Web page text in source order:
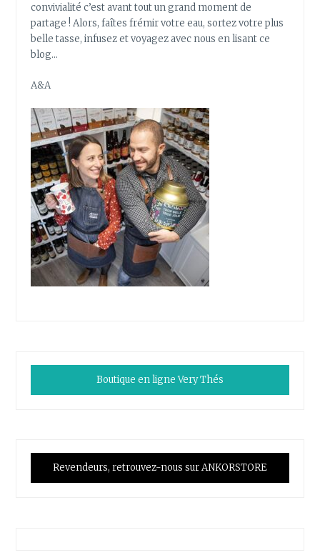
convivialité c’est avant tout un grand moment de
partage ! Alors, faîtes frémir votre eau, sortez votre plus
belle tasse, infusez et voyagez avec nous en lisant ce
blog…
A&A
Boutique en ligne Very Thés
Revendeurs, retrouvez-nous sur ANKORSTORE